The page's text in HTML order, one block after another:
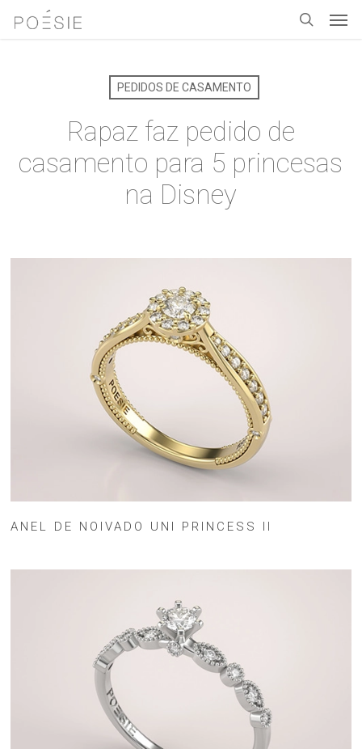
PEDIDOS DE CASAMENTO
Rapaz faz pedido de
casamento para 5 princesas
na Disney
ANEL DE NOIVADO UNI PRINCESS II